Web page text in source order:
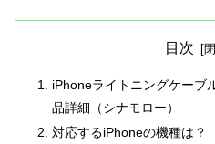
目次
iPhoneライトニングケー
品詳細（シナモロー）
対応するiPhoneの機種は？